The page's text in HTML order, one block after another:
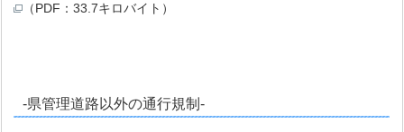
（PDF：33.7キロバイト）
-県管理道路以外の通行規制-